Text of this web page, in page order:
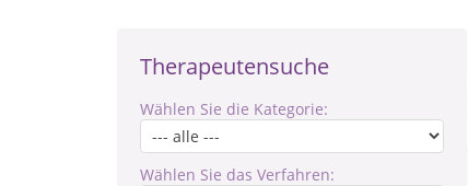
Therapeutensuche
Wählen Sie die Kategorie:
Wählen Sie das Verfahren: